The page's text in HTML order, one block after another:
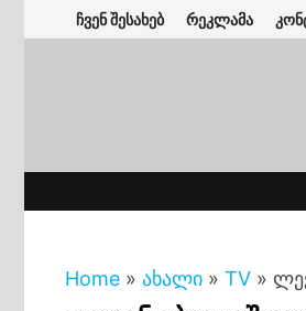
to
ჩვენ შესახებ რეკლამა
Home » ახალი » TV »